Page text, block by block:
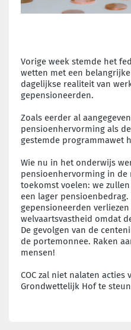
Vorige week stemde het
wetten met een
dagelijkse realiteit van
gepensioneerden.
Zoals eerder al
pensioenhervorming als de
gestemde programmawet
Wie nu in het onderwijs
pensioenhervorming in de
toekomst voelen: we
een lager
gepensioneerden
welvaartsvastheid omdat
De gevolgen van de
de portemonnee. Raken
mensen!
COC zal niet nalaten acties
Grondwettelijk Hof te